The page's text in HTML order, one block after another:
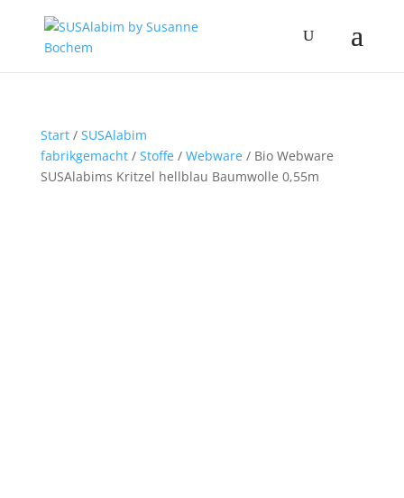
Start/ SUSAlabim
fabrikgemacht/ Stoffe/ Webware/ Bio Webware
SUSAlabims Kritzel hellblau Baumwolle 0,55m